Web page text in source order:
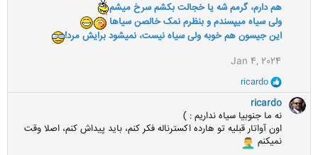
هم دارم، گرمم شه یا خجالت بکشم سرخ میشم
ولی سیاه میپسندم و بنظرم نمک خالصن سیاها
این جیسون هم خوبه ولی سیاه نیست، نمیشود برایش مرد!
Jan 4, 2024
و
ک
ن
ش
ه
ا
ricardo
ricardo
نه ما جنوبیا سیاه نداریم : )
اون آواتار قبلیه تو هارده اکسترناله فکر کنم، باید پیداش کنم، اصلا وقت
نمیکنم